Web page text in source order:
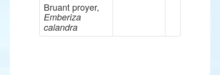
Bruant proyer,
Emberiza
calandra